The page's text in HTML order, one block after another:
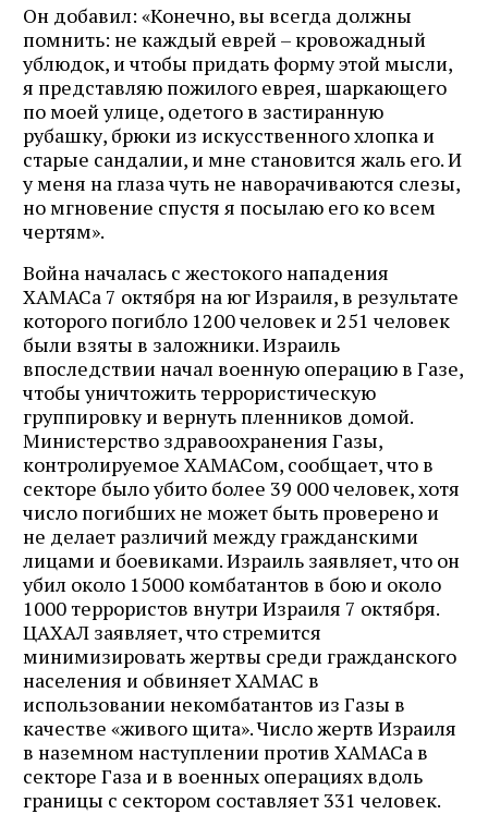
Он добавил: «Конечно, вы всегда должны
помнить: не каждый еврей – кровожадный
ублюдок, и чтобы придать форму этой мысли,
я представляю пожилого еврея, шаркающего
по моей улице, одетого в застиранную
рубашку, брюки из искусственного хлопка и
старые сандалии, и мне становится жаль его. И
у меня на глаза чуть не наворачиваются слезы,
но мгновение спустя я посылаю его ко всем
чертям».
Война началась с жестокого нападения
ХАМАСа 7 октября на юг Израиля, в результате
которого погибло 1200 человек и 251 человек
были взяты в заложники. Израиль
впоследствии начал военную операцию в Газе,
чтобы уничтожить террористическую
группировку и вернуть пленников домой.
Министерство здравоохранения Газы,
контролируемое ХАМАСом, сообщает, что в
секторе было убито более 39 000 человек, хотя
число погибших не может быть проверено и
не делает различий между гражданскими
лицами и боевиками. Израиль заявляет, что он
убил около 15000 комбатантов в бою и около
1000 террористов внутри Израиля 7 октября.
ЦАХАЛ заявляет, что стремится
минимизировать жертвы среди гражданского
населения и обвиняет ХАМАС в
использовании некомбатантов из Газы в
качестве «живого щита». Число жертв Израиля
в наземном наступлении против ХАМАСа в
секторе Газа и в военных операциях вдоль
границы с сектором составляет 331 человек.